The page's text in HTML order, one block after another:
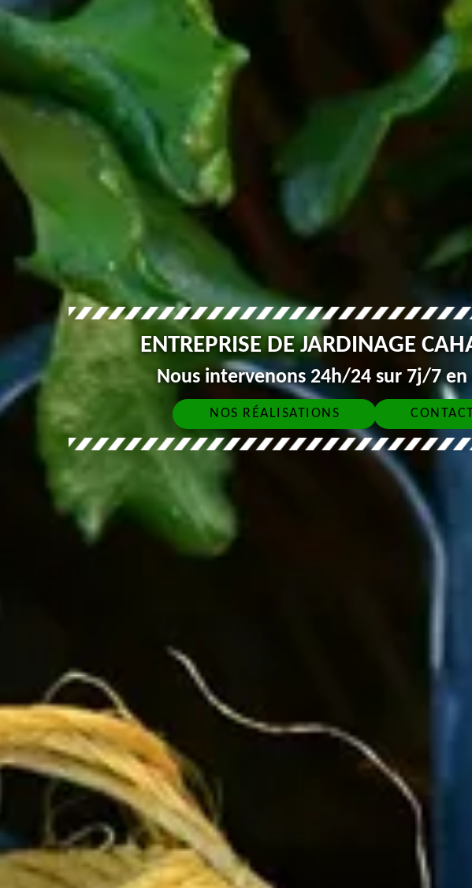
ENTREPRISE DE JARDINAGE
Nous intervenons 24h/24 sur 7j/7 en
NOS RÉALISATIONS